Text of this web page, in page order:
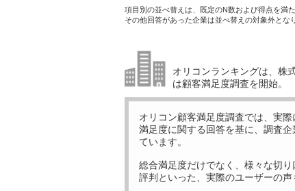
項目別の並べ替えは、既定のN数および得点を満
その他回答があった企業は並べ替えの対象外とな
オリコンランキングは、株
は顧客満足度調査を開始。
オリコン顧客満足度調査では、実
満足度に関する回答を基に、調査企
ています。
総合満足度だけでなく、様々な切り
評判といった、実際のユーザーの声